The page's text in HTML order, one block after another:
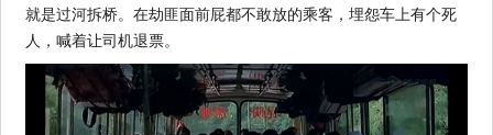
就是过河拆桥。在劫匪面前屁都不敢放的乘客，埋怨车上有个死
人，喊着让司机退票。